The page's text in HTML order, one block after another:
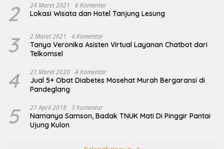
2 24 Maret 2021 6 Komentar
Lokasi Wisata dan Hotel Tanjung Lesung
3 2 Maret 2021 4 Komentar
Tanya Veronika Asisten Virtual Layanan Chatbot dari
Telkomsel
4 21 Maret 2020 4 Komentar
Jual 5+ Obat Diabetes Mosehat Murah Bergaransi di
Pandeglang
5 27 April 2018 3 Komentar
Namanya Samson, Badak TNUK Mati Di Pinggir Pantai
Ujung Kulon